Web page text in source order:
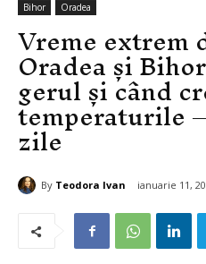
Bihor Oradea
Vreme extrem
Oradea și
gerul și când
temperaturile
zile
By Teodora Ivan ianuarie 11,